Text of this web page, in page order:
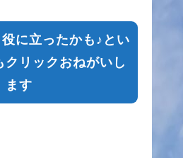
に立ったかも♪とい
クリックおねがいし
ます